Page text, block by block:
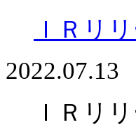
ＩＲリ
2022.07.13
ＩＲリ